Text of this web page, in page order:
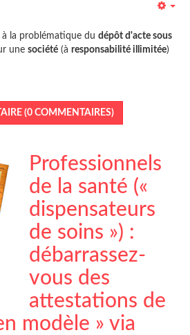
la problématique du dépôt d'acte sous
une société (à responsabilité illimitée)
(0 COMMENTAIRES)
Professionnels
de la santé («
dispensateurs
de soins ») :
débarrassez-
vous des
attestations de
modèle » via